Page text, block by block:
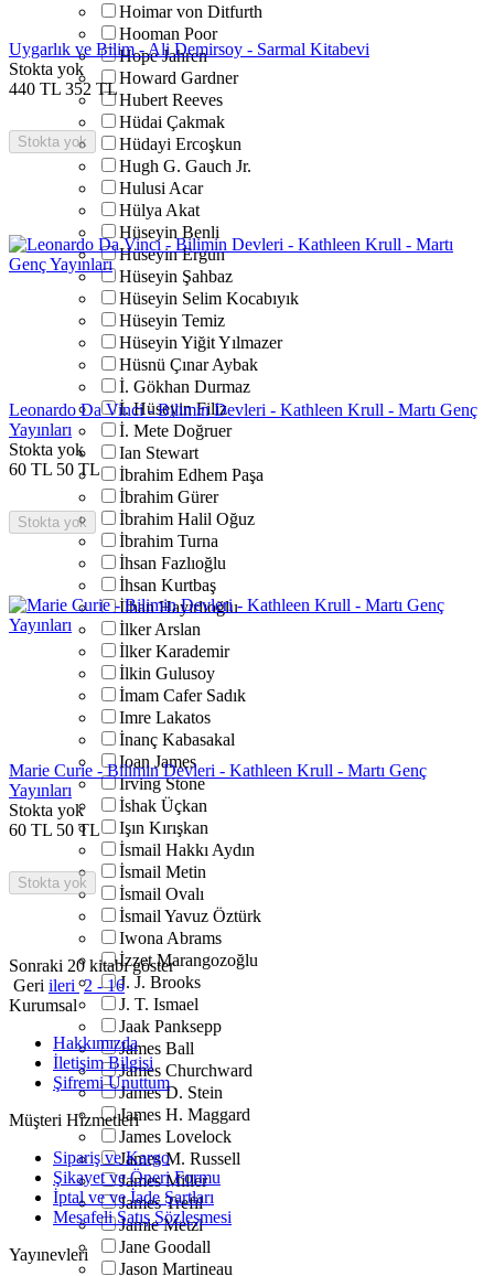
Hoimar von Ditfurth
Hooman Poor
Hope Jahren
Howard Gardner
Hubert Reeves
Hüdai Çakmak
Hüdayi Ercoşkun
Hugh G. Gauch Jr.
Hulusi Acar
Hülya Akat
Hüseyin Benli
Hüseyin Ergun
Hüseyin Şahbaz
Hüseyin Selim Kocabıyık
Hüseyin Temiz
Hüseyin Yiğit Yılmazer
Hüsnü Çınar Aybak
İ. Gökhan Durmaz
İ. Hüseyin Filiz
İ. Mete Doğruer
Ian Stewart
İbrahim Edhem Paşa
İbrahim Gürer
İbrahim Halil Oğuz
İbrahim Turna
İhsan Fazlıoğlu
İhsan Kurtbaş
İlhan Hayırlıoğlu
İlker Arslan
İlker Karademir
İlkin Gulusoy
İmam Cafer Sadık
Imre Lakatos
İnanç Kabasakal
Ioan James
Irving Stone
İshak Üçkan
Işın Kırışkan
İsmail Hakkı Aydın
İsmail Metin
İsmail Ovalı
İsmail Yavuz Öztürk
Iwona Abrams
İzzet Marangozoğlu
J. J. Brooks
J. T. Ismael
Jaak Panksepp
James Ball
James Churchward
James D. Stein
James H. Maggard
James Lovelock
James M. Russell
James Miller
James Trefil
Jamie Metzl
Jane Goodall
Jason Martineau
Uygarlık ve Bilim - Ali Demirsoy - Sarmal Kitabevi
Stokta yok
440 TL 352 TL
Stokta yok
Leonardo Da Vinci - Bilimin Devleri - Kathleen Krull - Martı Genç
Yayınları
Stokta yok
60 TL 50 TL
Stokta yok
Marie Curie - Bilimin Devleri - Kathleen Krull - Martı Genç
Yayınları
Stokta yok
60 TL 50 TL
Stokta yok
Sonraki 20 kitabı göster
Geri ileri 2 - 16
Kurumsal
Hakkımızda
İletişim Bilgisi
Şifremi Unuttum
Müşteri Hizmetleri
Sipariş ve Kargo
Şikayet ve Öneri Formu
İptal ve ve İade Şartları
Mesafeli Satış Sözleşmesi
Yayınevleri